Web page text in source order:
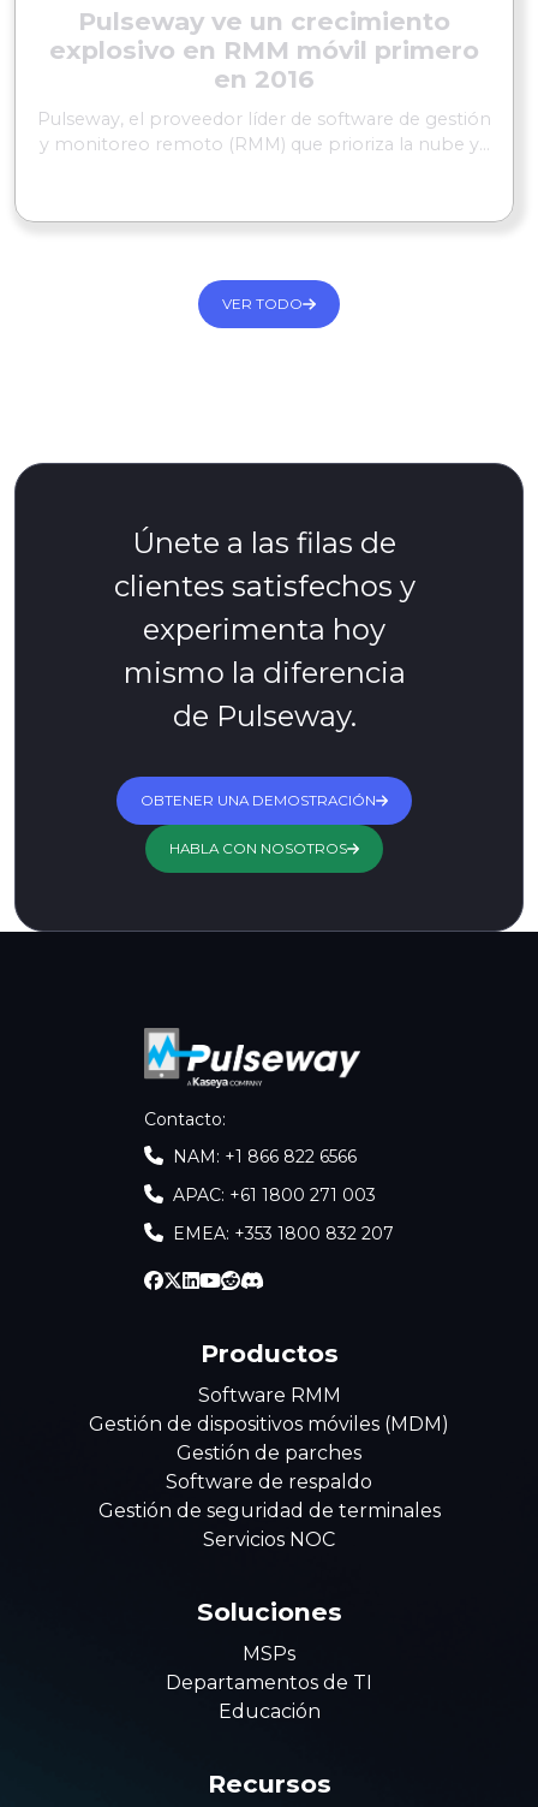
Pulseway ve un crecimiento
explosivo en RMM móvil primero
en 2016
Pulseway, el proveedor líder de software de gestión
y monitoreo remoto (RMM) que prioriza la nube y...
VER TODO
Únete a las filas de
clientes satisfechos y
experimenta hoy
mismo la diferencia
de Pulseway.
OBTENER UNA DEMOSTRACIÓN
HABLA CON NOSOTROS
Contacto:
NAM: +1 866 822 6566
APAC: +61 1800 271 003
EMEA: +353 1800 832 207
Productos
Software RMM
Gestión de dispositivos móviles (MDM)
Gestión de parches
Software de respaldo
Gestión de seguridad de terminales
Servicios NOC
Soluciones
MSPs
Departamentos de TI
Educación
Recursos